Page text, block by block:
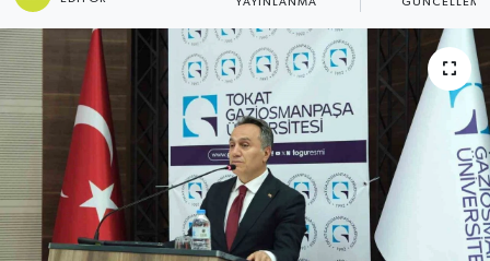
Sağlık
Spor
Teknoloji
Tokat Haberleri
Yaşam
Haber Arşivi